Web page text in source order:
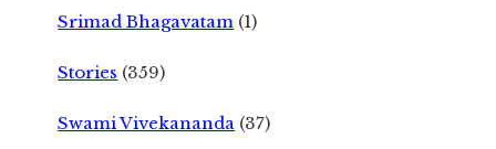
Srimad Bhagavatam (1)
Stories (359)
Swami Vivekananda (37)